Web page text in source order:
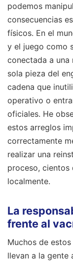
podemos
consecuencias
físicos. En el
y el juego como
conectada a una
sola pieza del
cadena que
operativo o
oficiales. He
estos arreglos
correctamente
realizar una
proceso, cientos
localmente.
La
frente al
Muchos de
llevan a la gente